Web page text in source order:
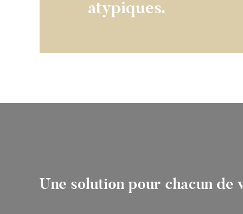
atypiques.
Une solution pour chacun de